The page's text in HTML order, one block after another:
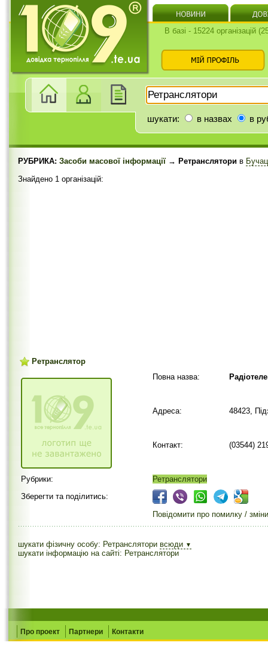
В базі - 15224 організацій
шукати: в назвах в
РУБРИКА: Засоби масової інформації → Ретранслятори в
Знайдено 1 організацій:
Ретранслятор
Повна назва:
Адреса: 48423,
Контакт: (03544)
Рубрики:
Ретранслятори
Зберегти та поділитись:
Повідомити про помилку / зміни
шукати фізичну особу: Ретранслятори всюди ▼
шукати інформацію на сайті: Ретранслятори
Про проект Партнери Контакти